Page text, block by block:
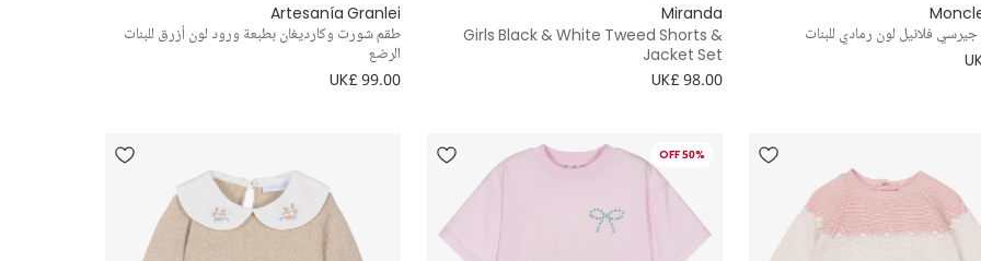
فلانيل لون رمادي للبنات
Miranda
Girls Black & White Tweed Shorts &
Jacket Set
UK£ 98.00
Artesanía Granlei
طقم شورت وكارديغان بطبعة ورود لون أزرق للبنات
الرضع
UK£ 99.00
50% OFF